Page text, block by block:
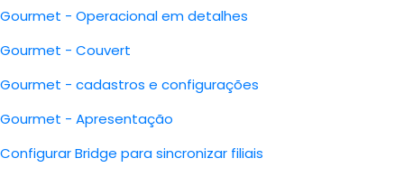
Gourmet - Operacional em detalhes
Gourmet - Couvert
Gourmet - cadastros e configurações
Gourmet - Apresentação
Configurar Bridge para sincronizar filiais